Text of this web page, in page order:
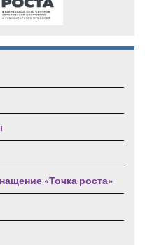
«Точка роста»